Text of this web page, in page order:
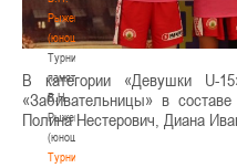
Рыженкова
(юноши)
Турнир
памяти
В.Н.
Рыженкова
(юноши)
Турнир
В категории «Девушки U-
«Забивательницы» в
Полина Нестерович, Диана